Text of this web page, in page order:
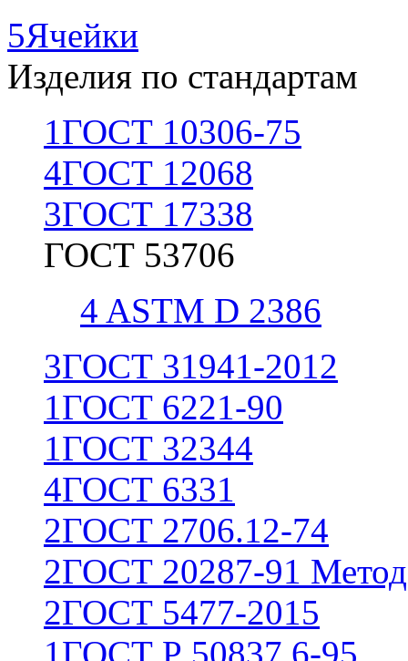
5Ячейки
Изделия по стандартам
1ГОСТ 10306-75
4ГОСТ 12068
3ГОСТ 17338
ГОСТ 53706
4 ASTM D 2386
3ГОСТ 31941-2012
1ГОСТ 6221-90
1ГОСТ 32344
4ГОСТ 6331
2ГОСТ 2706.12-74
2ГОСТ 20287-91
2ГОСТ 5477-2015